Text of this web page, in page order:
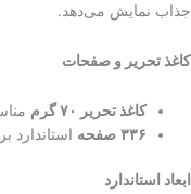
جذاب نمایش می‌دهد.
کاغذ تحریر و صفحات
کاغذ تحریر ۷۰گرم
۳۳۶ صفحه استاندارد
ابعاد استاندارد